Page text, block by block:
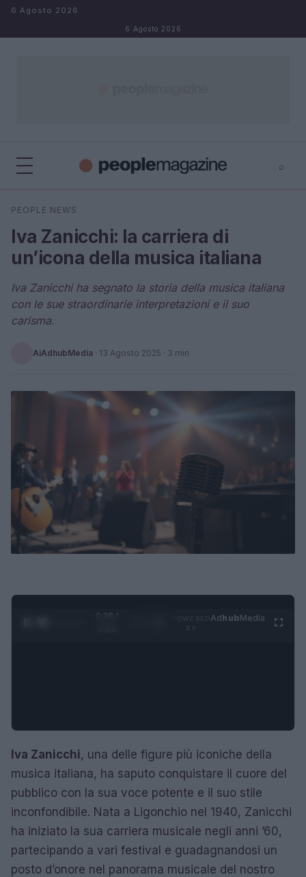
Salta al contenuto
6 Agosto 2026
6 Agosto 2026
⌕
Cerca
PEOPLE NEWS
Iva Zanicchi: la carriera di
un’icona della musica italiana
Iva Zanicchi ha segnato la storia della musica italiana
con le sue straordinarie interpretazioni e il suo
carisma.
AiAdhubMedia · 13 Agosto 2025 · 3 min
0:29 /
AdhubMedia
Iva Zanicchi, una delle figure più iconiche della
musica italiana, ha saputo conquistare il cuore del
pubblico con la sua voce potente e il suo stile
inconfondibile. Nata a Ligonchio nel 1940, Zanicchi
ha iniziato la sua carriera musicale negli anni ’60,
partecipando a vari festival e guadagnandosi un
posto d’onore nel panorama musicale del nostro